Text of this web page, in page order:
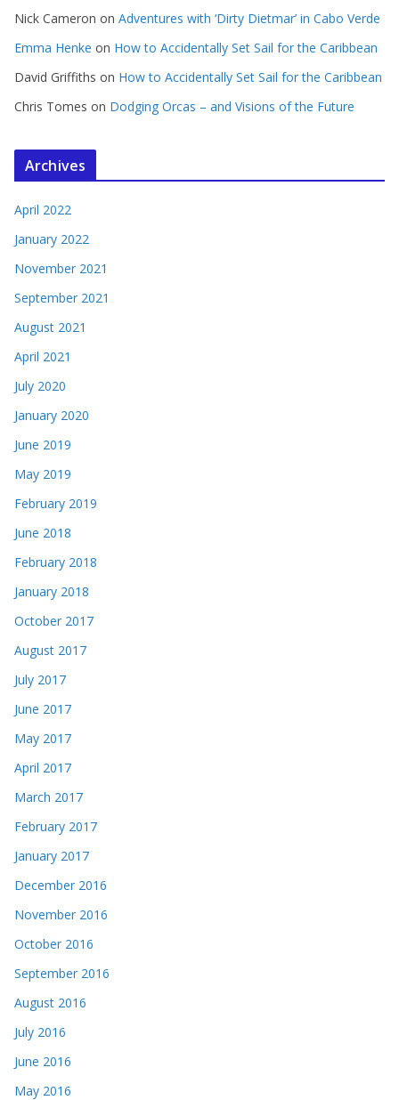
Nick Cameron on Adventures with ‘Dirty Dietmar’ in Cabo Verde
Emma Henke on How to Accidentally Set Sail for the Caribbean
David Griffiths on How to Accidentally Set Sail for the Caribbean
Chris Tomes on Dodging Orcas – and Visions of the Future
Archives
April 2022
January 2022
November 2021
September 2021
August 2021
April 2021
July 2020
January 2020
June 2019
May 2019
February 2019
June 2018
February 2018
January 2018
October 2017
August 2017
July 2017
June 2017
May 2017
April 2017
March 2017
February 2017
January 2017
December 2016
November 2016
October 2016
September 2016
August 2016
July 2016
June 2016
May 2016